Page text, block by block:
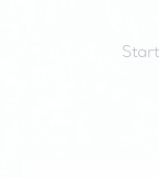
Sie
Start